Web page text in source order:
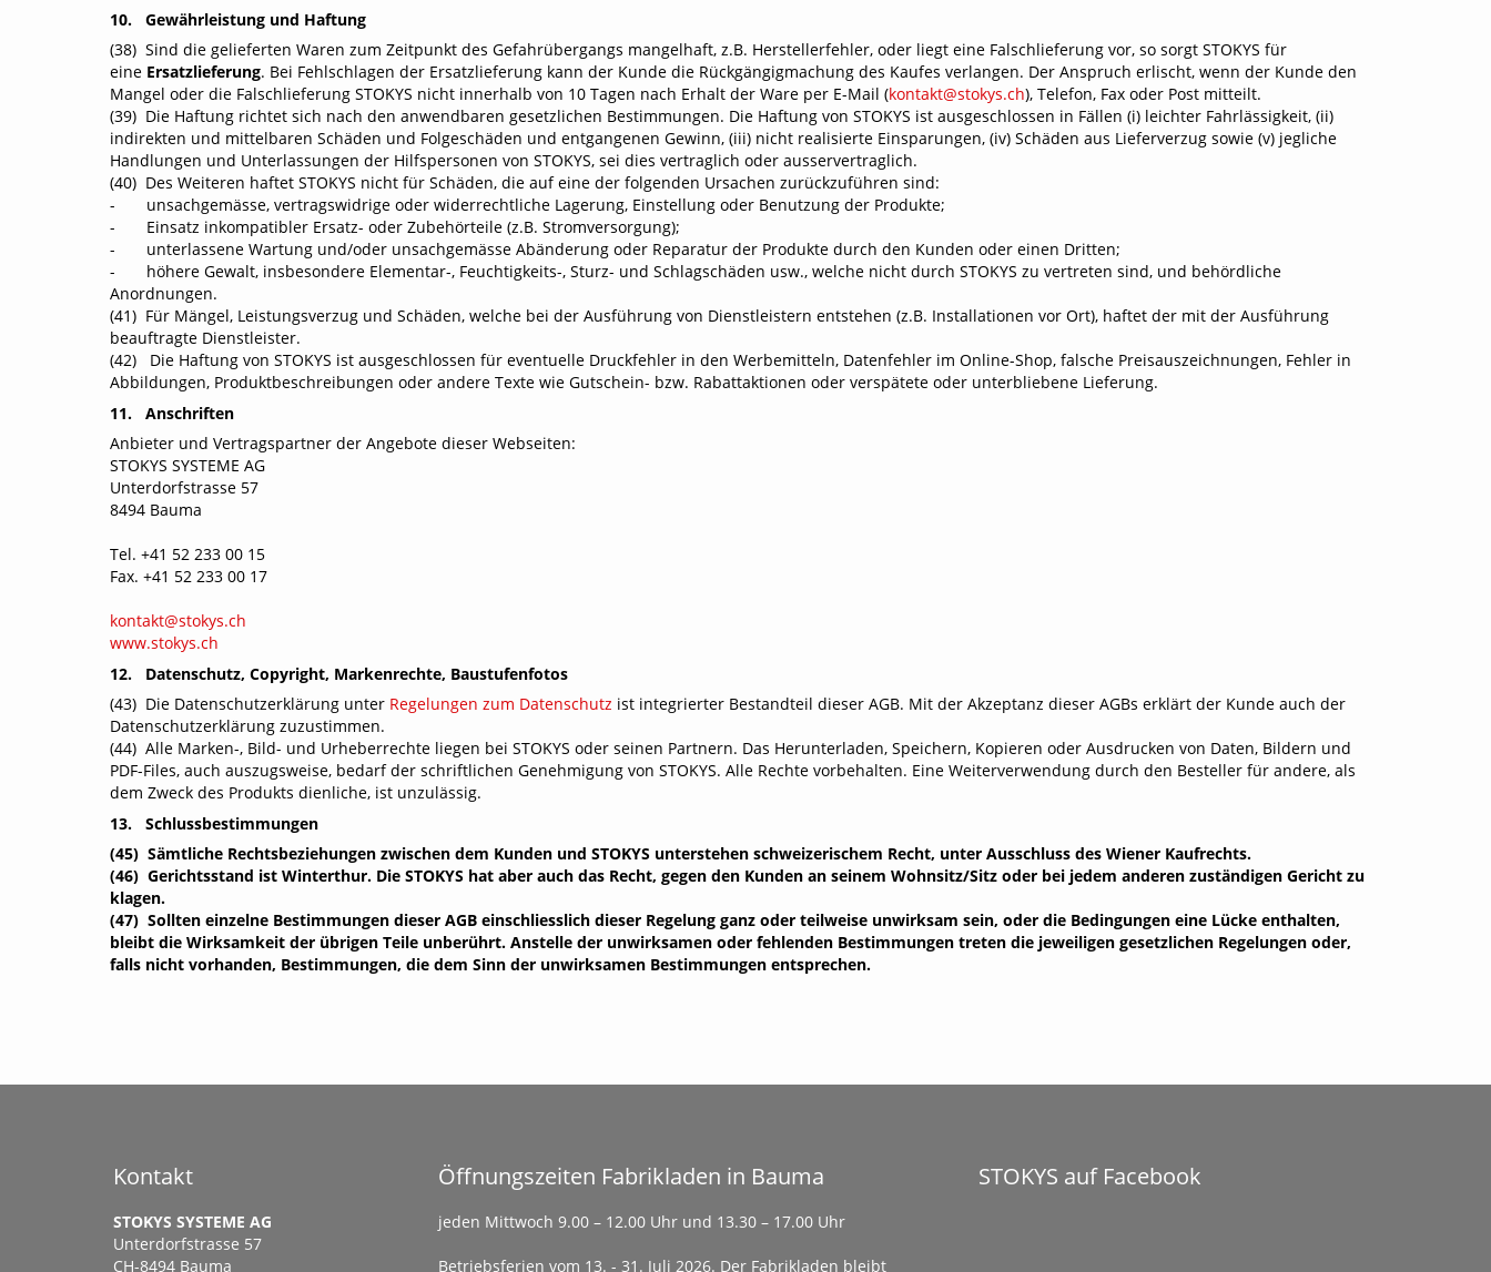
10. Gewährleistung und Haftung
(38) Sind die gelieferten Waren zum Zeitpunkt des Gefahrübergangs mangelhaft, z.B. Herstellerfehler, oder liegt eine Falschlieferung vor, so sorgt STOKYS für
eine Ersatzlieferung. Bei Fehlschlagen der Ersatzlieferung kann der Kunde die Rückgängigmachung des Kaufes verlangen. Der Anspruch erlischt, wenn der Kunde den
Mangel oder die Falschlieferung STOKYS nicht innerhalb von 10 Tagen nach Erhalt der Ware per E-Mail (kontakt@stokys.ch), Telefon, Fax oder Post mitteilt.
(39) Die Haftung richtet sich nach den anwendbaren gesetzlichen Bestimmungen. Die Haftung von STOKYS ist ausgeschlossen in Fällen (i) leichter Fahrlässigkeit, (ii)
indirekten und mittelbaren Schäden und Folgeschäden und entgangenen Gewinn, (iii) nicht realisierte Einsparungen, (iv) Schäden aus Lieferverzug sowie (v) jegliche
Handlungen und Unterlassungen der Hilfspersonen von STOKYS, sei dies vertraglich oder ausservertraglich.
(40) Des Weiteren haftet STOKYS nicht für Schäden, die auf eine der folgenden Ursachen zurückzuführen sind:
- unsachgemässe, vertragswidrige oder widerrechtliche Lagerung, Einstellung oder Benutzung der Produkte;
- Einsatz inkompatibler Ersatz- oder Zubehörteile (z.B. Stromversorgung);
- unterlassene Wartung und/oder unsachgemässe Abänderung oder Reparatur der Produkte durch den Kunden oder einen Dritten;
- höhere Gewalt, insbesondere Elementar-, Feuchtigkeits-, Sturz- und Schlagschäden usw., welche nicht durch STOKYS zu vertreten sind, und behördliche
Anordnungen.
(41) Für Mängel, Leistungsverzug und Schäden, welche bei der Ausführung von Dienstleistern entstehen (z.B. Installationen vor Ort), haftet der mit der Ausführung
beauftragte Dienstleister.
(42) Die Haftung von STOKYS ist ausgeschlossen für eventuelle Druckfehler in den Werbemitteln, Datenfehler im Online-Shop, falsche Preisauszeichnungen, Fehler in
Abbildungen, Produktbeschreibungen oder andere Texte wie Gutschein- bzw. Rabattaktionen oder verspätete oder unterbliebene Lieferung.
11. Anschriften
Anbieter und Vertragspartner der Angebote dieser Webseiten:
STOKYS SYSTEME AG
Unterdorfstrasse 57
8494 Bauma
Tel. +41 52 233 00 15
Fax. +41 52 233 00 17
kontakt@stokys.ch
www.stokys.ch
12. Datenschutz, Copyright, Markenrechte, Baustufenfotos
(43) Die Datenschutzerklärung unter Regelungen zum Datenschutz ist integrierter Bestandteil dieser AGB. Mit der Akzeptanz dieser AGBs erklärt der Kunde auch der
Datenschutzerklärung zuzustimmen.
(44) Alle Marken-, Bild- und Urheberrechte liegen bei STOKYS oder seinen Partnern. Das Herunterladen, Speichern, Kopieren oder Ausdrucken von Daten, Bildern und
PDF-Files, auch auszugsweise, bedarf der schriftlichen Genehmigung von STOKYS. Alle Rechte vorbehalten. Eine Weiterverwendung durch den Besteller für andere, als
dem Zweck des Produkts dienliche, ist unzulässig.
13. Schlussbestimmungen
(45) Sämtliche Rechtsbeziehungen zwischen dem Kunden und STOKYS unterstehen schweizerischem Recht, unter Ausschluss des Wiener Kaufrechts.
(46) Gerichtsstand ist Winterthur. Die STOKYS hat aber auch das Recht, gegen den Kunden an seinem Wohnsitz/Sitz oder bei jedem anderen zuständigen Gericht zu
klagen.
(47) Sollten einzelne Bestimmungen dieser AGB einschliesslich dieser Regelung ganz oder teilweise unwirksam sein, oder die Bedingungen eine Lücke enthalten,
bleibt die Wirksamkeit der übrigen Teile unberührt. Anstelle der unwirksamen oder fehlenden Bestimmungen treten die jeweiligen gesetzlichen Regelungen oder,
falls nicht vorhanden, Bestimmungen, die dem Sinn der unwirksamen Bestimmungen entsprechen.
Kontakt
STOKYS SYSTEME AG
Unterdorfstrasse 57
CH-8494 Bauma
Öffnungszeiten Fabrikladen in Bauma
jeden Mittwoch 9.00 – 12.00 Uhr und 13.30 – 17.00 Uhr
Betriebsferien vom 13. - 31. Juli 2026. Der Fabrikladen bleibt
STOKYS auf Facebook